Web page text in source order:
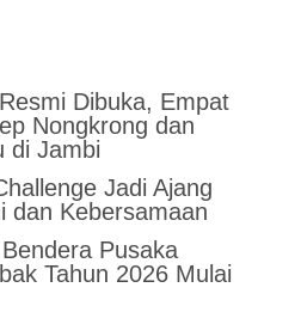
Dibuka, Empat
Nongkrong dan
di Jambi
Jadi Ajang
dan Kebersamaan
Pusaka
Tahun 2026 Mulai